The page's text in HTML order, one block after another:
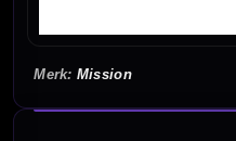
Mission